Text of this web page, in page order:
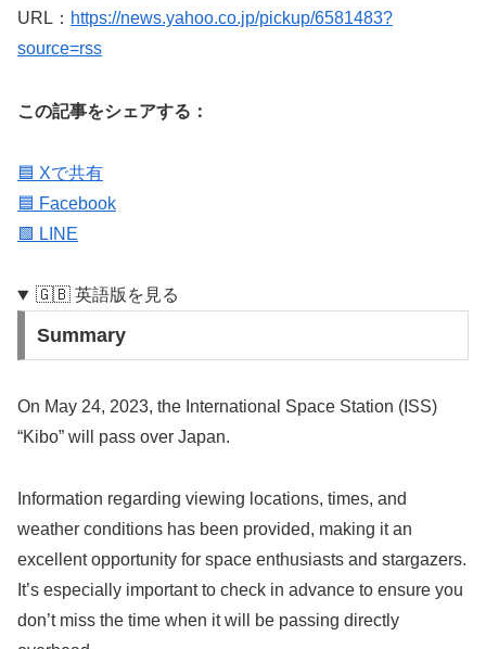
URL： https://news.yahoo.co.jp/pickup/6581483?
source=rss
この記事をシェアする：
🟦 Xで共有
🟦 Facebook
🟩 LINE
🇬🇧 英語版を見る
Summary
On May 24, 2023, the International Space Station (ISS)
“Kibo” will pass over Japan.
Information regarding viewing locations, times, and
weather conditions has been provided, making it an
excellent opportunity for space enthusiasts and stargazers.
It’s especially important to check in advance to ensure you
don’t miss the time when it will be passing directly